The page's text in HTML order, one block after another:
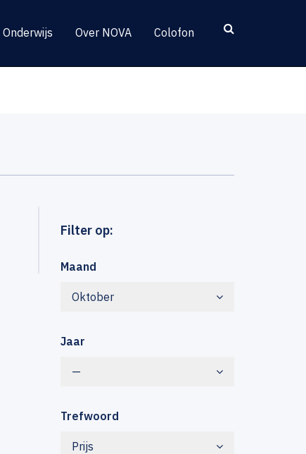
Onderwijs Over NOVA Colofon
Filter op:
Maand
Oktober
Jaar
—
Trefwoord
Prijs